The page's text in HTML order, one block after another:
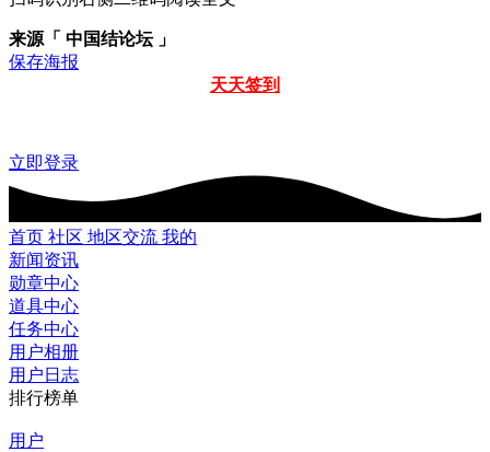
来源「 中国结论坛 」
保存海报
天天签到
立即登录
首页 社区 地区交流 我的
新闻资讯
勋章中心
道具中心
任务中心
用户相册
用户日志
排行榜单
用户